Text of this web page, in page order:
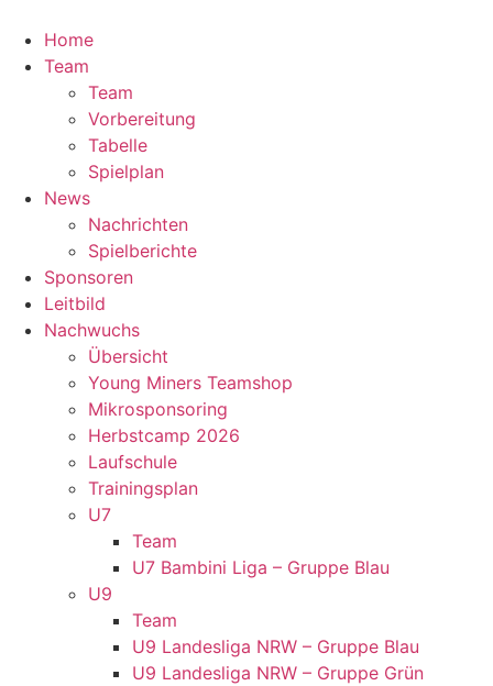
Inhalt
springen
Home
Team
Team
Vorbereitung
Tabelle
Spielplan
News
Nachrichten
Spielberichte
Sponsoren
Leitbild
Nachwuchs
Übersicht
Young Miners Teamshop
Mikrosponsoring
Herbstcamp 2026
Laufschule
Trainingsplan
U7
Team
U7 Bambini Liga – Gruppe Blau
U9
Team
U9 Landesliga NRW – Gruppe Blau
U9 Landesliga NRW – Gruppe Grün